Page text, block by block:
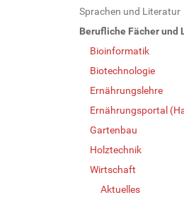
Sprachen und Literatur
Berufliche Fächer und
Bioinformatik
Biotechnologie
Ernährungslehre
Ernährungsportal
Gartenbau
Holztechnik
Wirtschaft
Aktuelles